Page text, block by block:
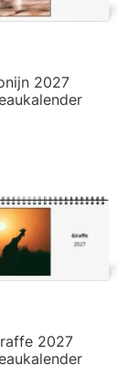
2027
2027